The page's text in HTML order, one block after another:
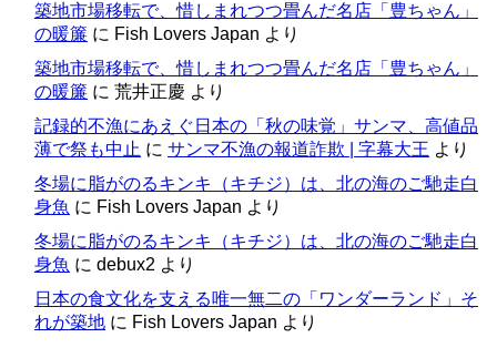
築地市場移転で、惜しまれつつ畳んだ名店「豊ちゃん」
の暖簾 に Fish Lovers Japan より
築地市場移転で、惜しまれつつ畳んだ名店「豊ちゃん」
の暖簾 に 荒井正慶 より
記録的不漁にあえぐ日本の「秋の味覚」サンマ、高値品
薄で祭も中止 に サンマ不漁の報道詐欺 | 字幕大王 より
冬場に脂がのるキンキ（キチジ）は、北の海のご馳走白
身魚 に Fish Lovers Japan より
冬場に脂がのるキンキ（キチジ）は、北の海のご馳走白
身魚 に debux2 より
日本の食文化を支える唯一無二の「ワンダーランド」そ
れが築地 に Fish Lovers Japan より